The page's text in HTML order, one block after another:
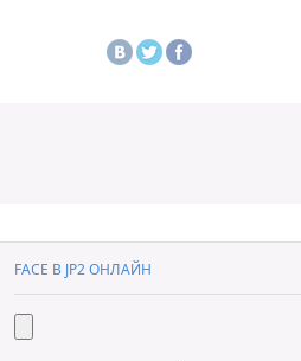
FACE В JP2 ОНЛАЙН